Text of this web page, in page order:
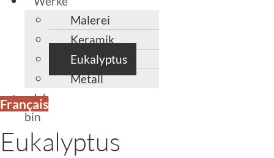
Malerei
Keramik
Eukalyptus
Metall
Ich
bin
Français
Eukalyptus